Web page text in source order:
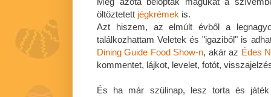
öltöztetett jégkrémek is.
Azt hiszem, az elmúlt évből a
találkozhattam Veletek és "igaziból" is
Dining Guide Food Show-n, akár az Édes
kommentet, lájkot, levelet, fotót,
És ha már szülinap, lesz torta és